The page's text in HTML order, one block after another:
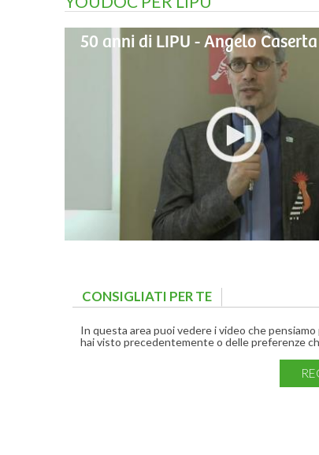
50 anni di LIPU - Angelo Caserta
CONSIGLIATI PER TE
In questa area puoi vedere i video che
hai visto precedentemente o delle preferenze